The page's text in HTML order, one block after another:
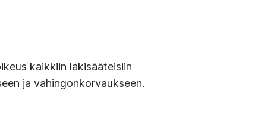
kaikkiin lakisääteisiin
ja vahingonkorvaukseen.